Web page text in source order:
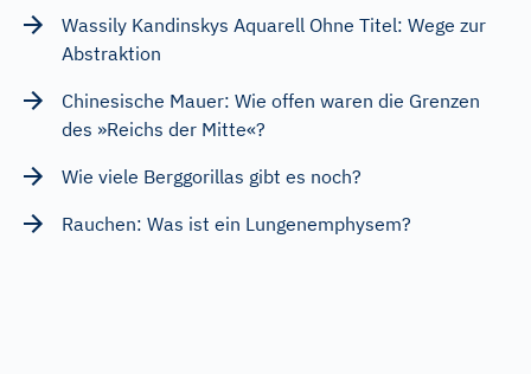
Wassily Kandinskys Aquarell Ohne Titel: Wege zur
Abstraktion
Chinesische Mauer: Wie offen waren die Grenzen
des »Reichs der Mitte«?
Wie viele Berggorillas gibt es noch?
Rauchen: Was ist ein Lungenemphysem?